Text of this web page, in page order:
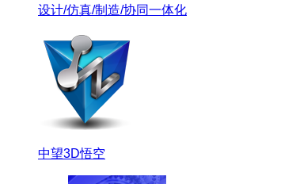
设计/仿真/制造/协同一体化
中望3D悟空